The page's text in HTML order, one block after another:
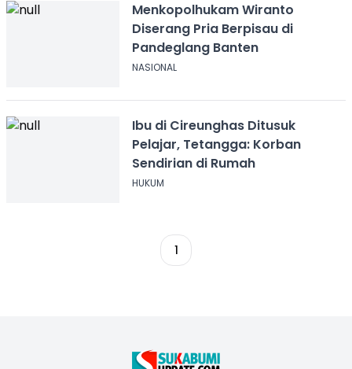
Menkopolhukam Wiranto
Diserang Pria Berpisau di
Pandeglang Banten
NASIONAL
Ibu di Cireunghas Ditusuk
Pelajar, Tetangga: Korban
Sendirian di Rumah
HUKUM
1